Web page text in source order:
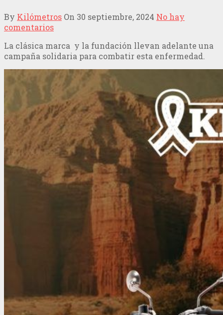
By Kilómetros On 30 septiembre, 2024 No hay
comentarios
La clásica marca y la fundación llevan adelante una
campaña solidaria para combatir esta enfermedad.